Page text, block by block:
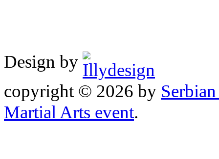
Design by
copyright © 2026 by
Martial Arts event.